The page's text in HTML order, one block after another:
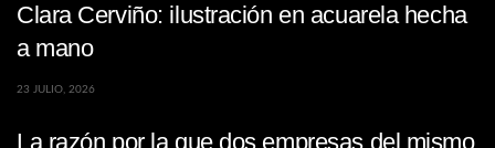
Clara Cerviño: ilustración en acuarela hecha
a mano
23 JULIO, 2026
La razón por la que dos empresas del mismo